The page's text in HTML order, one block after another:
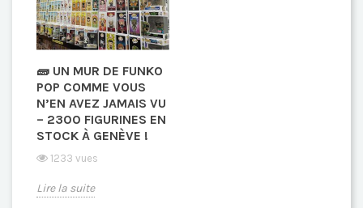
🧱 UN MUR DE FUNKO
POP COMME VOUS
N’EN AVEZ JAMAIS VU
– 2300 FIGURINES EN
STOCK À GENÈVE !
1233 vues
Lire la suite